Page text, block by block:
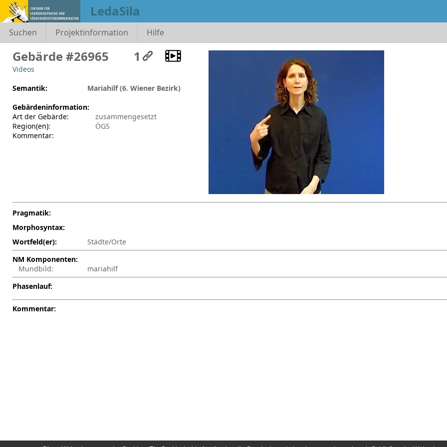
LedaSila
Suchen Projektinformation Hilfe
Gebärde #26965
Videos
1
Semantik:
Mariahilf (6. Wiener Bezirk)
Gebärdeninformation:
Art der Gebärde:
zusammengesetzt
Region(en):
ÖGS
Kommentar:
Pragmatik:
Morphosyntax:
Wortfeld(er):
Städte/Orte
NM Komponenten:
Mundbild:
mariahilf
Phasenlauf:
Kommentar: